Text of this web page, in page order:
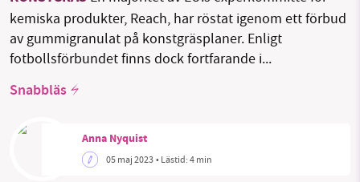
Sök Sparade inlägg Tipsa oss
kemiska produkter, Reach, har röstat igenom ett förbud
av gummigranulat på konstgräsplaner. Enligt
fotbollsförbundet finns dock fortfarande i...
Snabbläs
Anna Nyquist
05 maj 2023• Lästid:4 min